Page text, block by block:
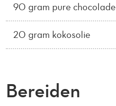
90 gram pure chocolade
20 gram kokosolie
Bereiden